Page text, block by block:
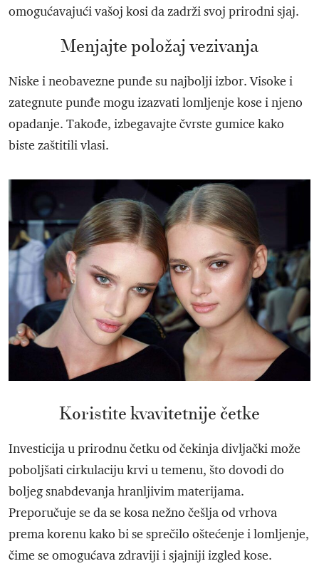
omogućavajući vašoj kosi da zadrži svoj prirodni sjaj.
Menjajte položaj vezivanja
Niske i neobavezne punđe su najbolji izbor. Visoke i
zategnute punđe mogu izazvati lomljenje kose i njeno
opadanje. Takođe, izbegavajte čvrste gumice kako
biste zaštitili vlasi.
Koristite kvavitetnije četke
Investicija u prirodnu četku od čekinja divljački može
poboljšati cirkulaciju krvi u temenu, što dovodi do
boljeg snabdevanja hranljivim materijama.
Preporučuje se da se kosa nežno češlja od vrhova
prema korenu kako bi se sprečilo oštećenje i lomljenje,
čime se omogućava zdraviji i sjajniji izgled kose.